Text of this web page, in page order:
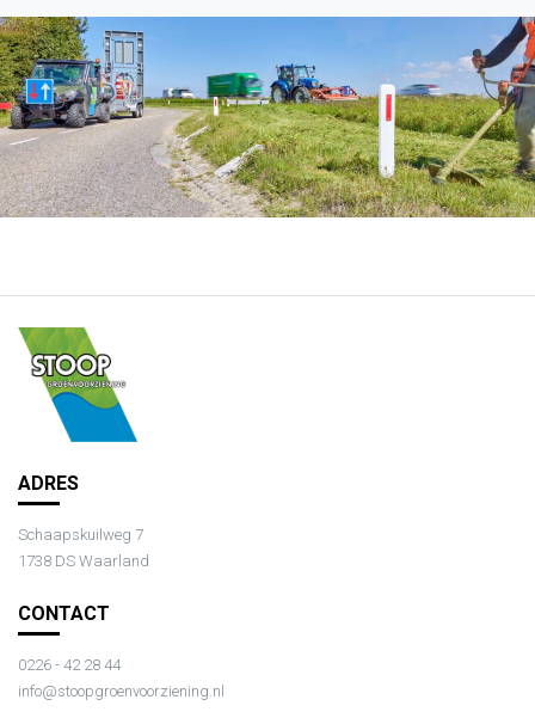
ADRES
Schaapskuilweg 7
1738 DS Waarland
CONTACT
0226 - 42 28 44
info@stoopgroenvoorziening.nl